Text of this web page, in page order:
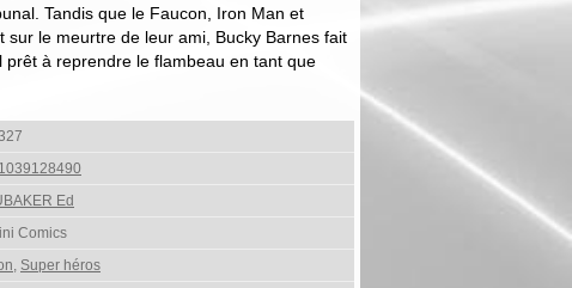
Tandis que le Faucon, Iron Man et
sur le meurtre de leur ami, Bucky Barnes fait
prêt à reprendre le flambeau en tant que
Ed
Comics
, Super héros